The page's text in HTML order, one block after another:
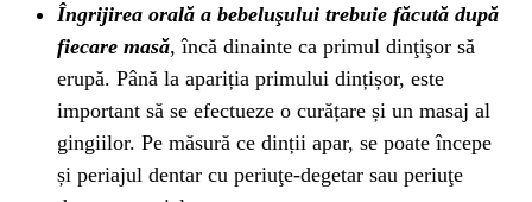
Îngrijirea orală a bebeluşului trebuie făcută după
fiecare masă, încă dinainte ca primul dinţişor să
erupă. Până la apariția primului dințișor, este
important să se efectueze o curățare și un masaj al
gingiilor. Pe măsură ce dinții apar, se poate începe
și periajul dentar cu periuţe-degetar sau periuţe